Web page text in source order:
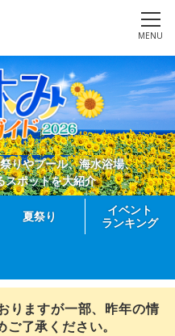
MENU
りやプール、海水浴場、
スポットを大紹介
夏祭り
イベント
ランキング
りますが一部、昨年の情
了承ください。